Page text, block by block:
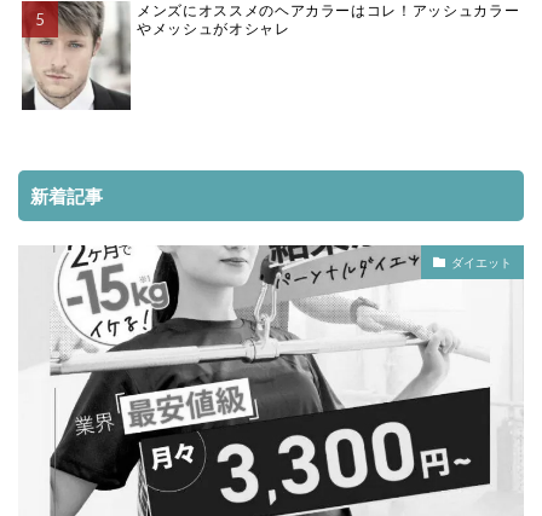
メンズにオススメのヘアカラーはコレ！アッシュカラー
やメッシュがオシャレ
新着記事
ダイエット